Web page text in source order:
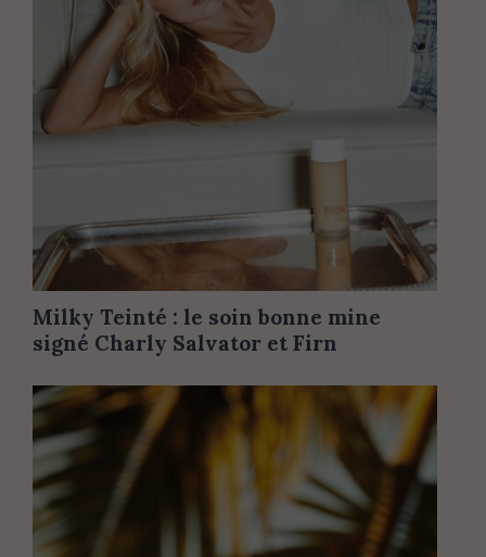
Milky Teinté : le soin bonne mine
signé Charly Salvator et Firn